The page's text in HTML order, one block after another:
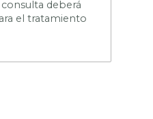
consulta deberá
el tratamiento